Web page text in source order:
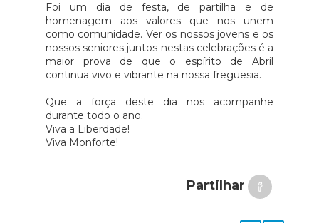
Foi um dia de festa, de partilha e de
homenagem aos valores que nos unem
como comunidade. Ver os nossos jovens e os
nossos seniores juntos nestas celebrações é a
maior prova de que o espírito de Abril
continua vivo e vibrante na nossa freguesia.
Que a força deste dia nos acompanhe
durante todo o ano.
Viva a Liberdade!
Viva Monforte!
Partilhar